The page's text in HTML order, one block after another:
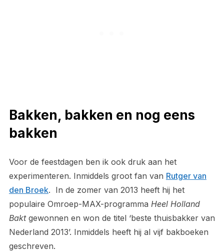
Bakken, bakken en nog eens
bakken
Voor de feestdagen ben ik ook druk aan het
experimenteren. Inmiddels groot fan van Rutger van
den Broek. In de zomer van 2013 heeft hij het
populaire Omroep-MAX-programma Heel Holland
Baktgewonnen en won de titel ‘beste thuisbakker van
Nederland 2013’. Inmiddels heeft hij al vijf bakboeken
geschreven.